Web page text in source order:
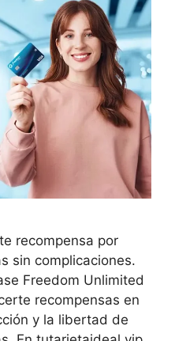
recompensa por
sin complicaciones.
Freedom Unlimited
recompensas en
y la libertad de